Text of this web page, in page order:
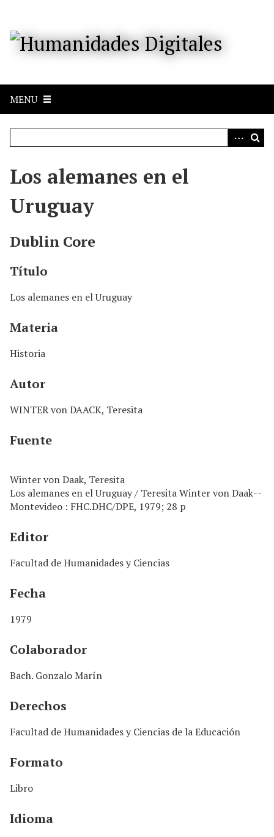
a
c
MENU
Los alemanes en el
Uruguay
Dublin Core
Título
Los alemanes en el Uruguay
Materia
Historia
Autor
WINTER von DAACK, Teresita
Fuente
Winter von Daak, Teresita
Los alemanes en el Uruguay / Teresita Winter von Daak--
Montevideo : FHC.DHC/DPE, 1979; 28 p
Editor
Facultad de Humanidades y Ciencias
Fecha
1979
Colaborador
Bach. Gonzalo Marín
Derechos
Facultad de Humanidades y Ciencias de la Educación
Formato
Libro
Idioma